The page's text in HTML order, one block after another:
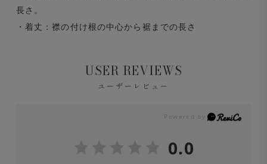
長さ。
・着丈：襟の付け根の中心から裾までの長さ
USER REVIEWS
ユーザーレビュー
0.0